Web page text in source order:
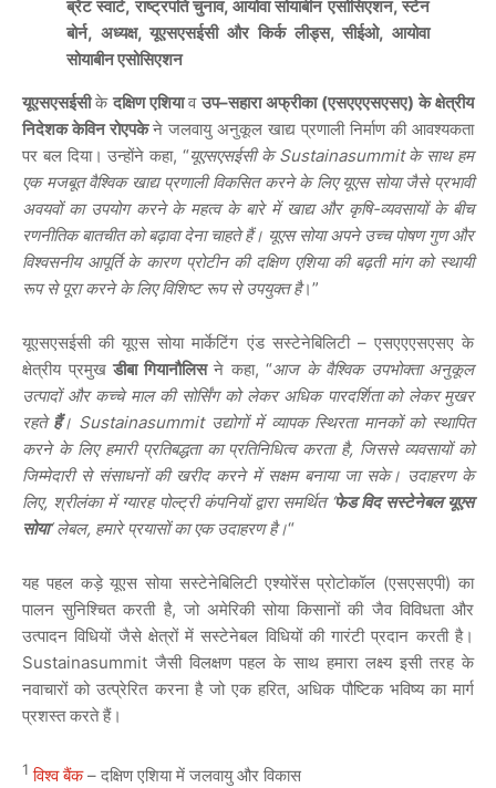
ब्रेंट स्वार्ट, राष्ट्रपति चुनाव, आयोवा सोयाबीन एसोसिएशन, स्टेन
बोर्न, अध्यक्ष, यूएसएसईसी और किर्क लीड्स, सीईओ, आयोवा
सोयाबीन एसोसिएशन
यूएसएसईसीकेदक्षिण एशियावउप–सहारा अफ्रीका(एसएएएसएसए) के क्षेत्रीय
निदेशक केविन रोएपकेने जलवायु अनुकूल खाद्य प्रणाली निर्माण की आवश्यकता
पर बल दिया। उन्होंने कहा, “यूएसएसईसी के Sustainasummit के साथ हम
एक मजबूत वैश्विक खाद्य प्रणाली विकसित करने के लिए यूएस सोया जैसे प्रभावी
अवयवों का उपयोग करने के महत्व के बारे में खाद्य और कृषि-व्यवसायों के बीच
रणनीतिक बातचीत को बढ़ावा देना चाहते हैं। यूएस सोया अपने उच्च पोषण गुण और
विश्वसनीय आपूर्ति के कारण प्रोटीन की दक्षिण एशिया की बढ़ती मांग को स्थायी
रूप से पूरा करने के लिए विशिष्ट रूप से उपयुक्त है।”
यूएसएसईसी की यूएस सोया मार्केटिंग एंड सस्टेनेबिलिटी – एसएएएसएसए के
क्षेत्रीय प्रमुख डीबा गियानौलिसने कहा, “आज के वैश्विक उपभोक्ता अनुकूल
उत्पादों और कच्चे माल की सोर्सिंग को लेकर अधिक पारदर्शिता को लेकर मुखर
रहतेहैं। Sustainasummit उद्योगों में व्यापक स्थिरता मानकों को स्थापित
करने के लिए हमारी प्रतिबद्धता का प्रतिनिधित्व करता है, जिससे व्यवसायों को
जिम्मेदारी से संसाधनों की खरीद करने में सक्षम बनाया जा सके। उदाहरण के
लिए, श्रीलंका में ग्यारह पोल्ट्री कंपनियों द्वारा समर्थित ‘फेड विद सस्टेनेबल यूएस
सोया‘ लेबल, हमारे प्रयासों का एक उदाहरण है।“
यह पहल कड़े यूएस सोया सस्टेनेबिलिटी एश्योरेंस प्रोटोकॉल (एसएसएपी) का
पालन सुनिश्चित करती है, जो अमेरिकी सोया किसानों की जैव विविधता और
उत्पादन विधियों जैसे क्षेत्रों में सस्टेनेबल विधियों की गारंटी प्रदान करती है।
Sustainasummit जैसी विलक्षण पहल के साथ हमारा लक्ष्य इसी तरह के
नवाचारों को उत्प्रेरित करना है जो एक हरित, अधिक पौष्टिक भविष्य का मार्ग
प्रशस्त करते हैं।
1विश्व बैंक– दक्षिण एशिया में जलवायु और विकास